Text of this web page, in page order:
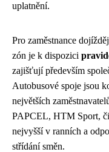
uplatnění.
Pro zaměstnance
zón je k dispozici
zajišťují především
Autobusové spoje jsou
největších
PAPCEL, HTM Sport,
nejvyšší v ranních a
střídání směn.